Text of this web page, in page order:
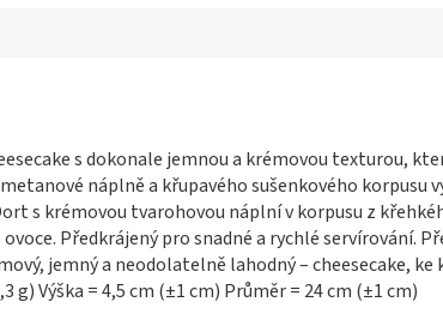
s dokonale jemnou a krémovou texturou,
náplně a křupavého sušenkového korpusu
s krémovou tvarohovou náplní v korpusu z
Předkrájený pro snadné a rychlé servírování.
jemný a neodolatelně lahodný – cheesecake, ke
g) Výška = 4,5 cm (±1 cm) Průměr = 24 cm (±1 cm)